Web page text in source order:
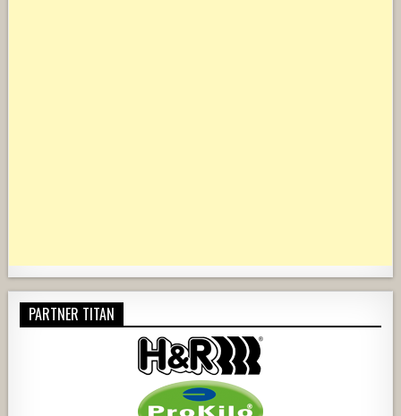
PARTNER TITAN